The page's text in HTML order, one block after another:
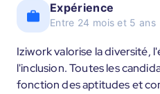
Expérience
Entre 24 mois et 5 ans
Iziwork valorise la diversité,
l'inclusion. Toutes les
fonction des aptitudes et